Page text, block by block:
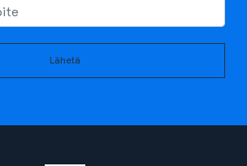
Lähetä